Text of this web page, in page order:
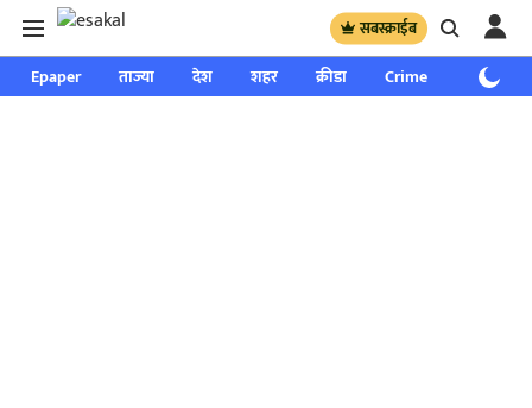
सबस्क्राईब
Epaper ताज्या देश शहर क्रीडा Crime साप्ताहिक